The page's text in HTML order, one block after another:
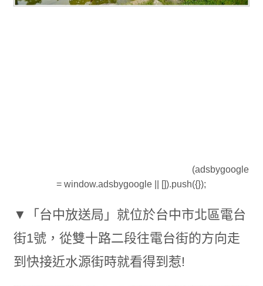
(adsbygoogle
= window.adsbygoogle || []).push({});
▼「台中放送局」就位於台中市北區電台
街1號，從雙十路二段往電台街的方向走
到快接近水源街時就看得到惹!